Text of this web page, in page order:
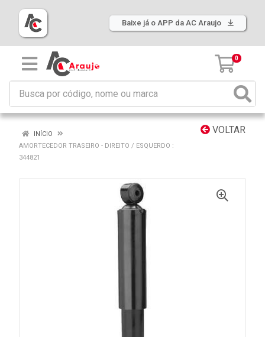
Baixe já o APP da AC Araujo
0
VOLTAR
INÍCIO
AMORTECEDOR TRASEIRO - DIREITO / ESQUERDO :
344821